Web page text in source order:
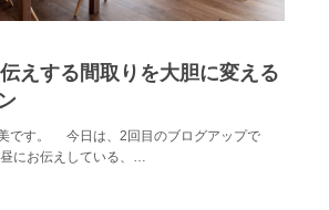
えする間取りを大胆に変える
です。 今日は、2回目のブログアップで
にお伝えしている、…